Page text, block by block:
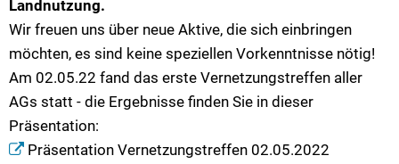
Landnutzung.
Wir freuen uns über neue Aktive, die sich einbringen
möchten, es sind keine speziellen Vorkenntnisse nötig!
Am 02.05.22 fand das erste Vernetzungstreffen aller
AGs statt - die Ergebnisse finden Sie in dieser
Präsentation:
Präsentation Vernetzungstreffen 02.05.2022